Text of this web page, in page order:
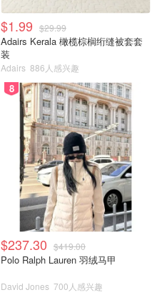
$1.99 $29.99
Adairs Kerala 橄榄棕榈绗缝被套套
装
Adairs 886人感兴趣
8
$237.30 $419.00
Polo Ralph Lauren 羽绒马甲
David Jones 700人感兴趣